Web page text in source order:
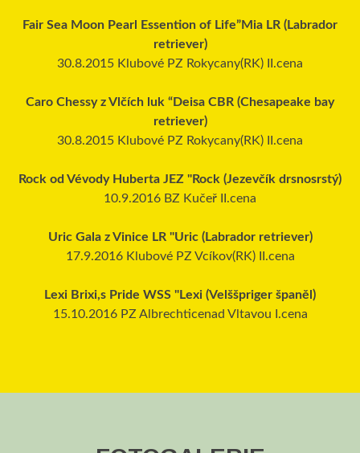
Fair Sea Moon Pearl Essention of Life”Mia LR (Labrador
retriever)
30.8.2015 Klubové PZ Rokycany(RK) II.cena
Caro Chessy z Vlčích luk “Deisa CBR (Chesapeake bay
retriever)
30.8.2015 Klubové PZ Rokycany(RK) II.cena
Rock od Vévody Huberta JEZ "Rock (Jezevčík drsnosrstý)
10.9.2016 BZ Kučeř II.cena
Uric Gala z Vinice LR "Uric (Labrador retriever)
17.9.2016 Klubové PZ Vcíkov(RK) II.cena
Lexi Brixi,s Pride WSS "Lexi (Velššpriger španěl)
15.10.2016 PZ Albrechticenad Vltavou I.cena